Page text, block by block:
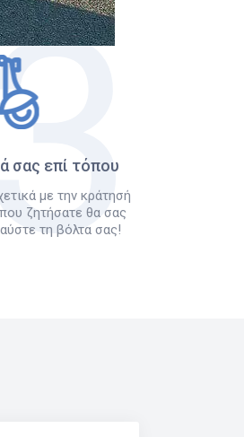
σας επί τόπου
με την κράτησή
ζητήσατε θα σας
τη βόλτα σας!